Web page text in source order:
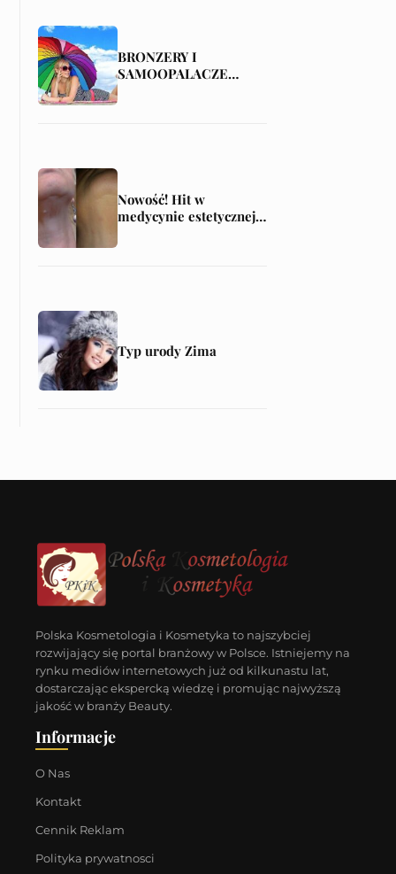
BRONZERY I
SAMOOPALACZE
Nowość! Hit w
medycynie estetycznej
Typ urody Zima
Polska Kosmetologia i Kosmetyka to najszybciej
rozwijający się portal branżowy w Polsce. Istniejemy na
rynku mediów internetowych już od kilkunastu lat,
dostarczając ekspercką wiedzę i promując najwyższą
jakość w branży Beauty.
Informacje
O Nas
Kontakt
Cennik Reklam
Polityka prywatnosci